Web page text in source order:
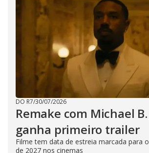
DO R7/30/07/2026
Remake com Michael
ganha primeiro trailer
Filme tem data de estreia marcada para
de 2027 nos cinemas